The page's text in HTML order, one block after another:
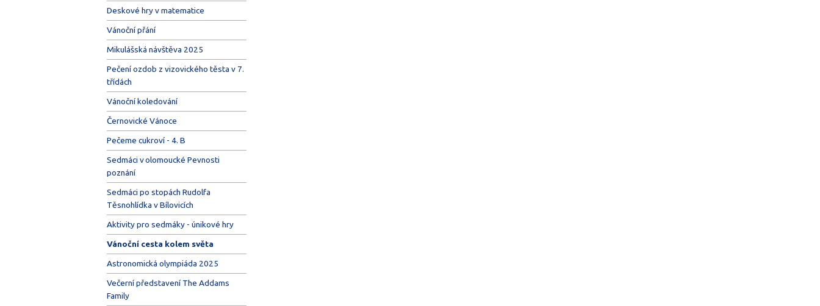
Deskové hry v matematice
Vánoční přání
Mikulášská návštěva 2025
Pečení ozdob z vizovického těsta v 7.
třídách
Vánoční koledování
Černovické Vánoce
Pečeme cukroví - 4. B
Sedmáci v olomoucké Pevnosti
poznání
Sedmáci po stopách Rudolfa
Těsnohlídka v Bílovicích
Aktivity pro sedmáky - únikové hry
Vánoční cesta kolem světa
Astronomická olympiáda 2025
Večerní představení The Addams
Family